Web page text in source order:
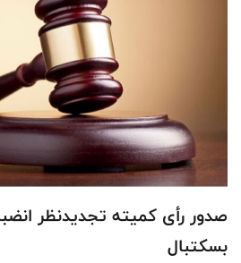
صدور رأی کمیته تجدیدنظر
بسکتبال